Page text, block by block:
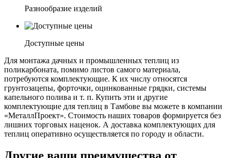
Разнообразие изделий
Доступные цены
Для монтажа дачных и промышленных теплиц из
поликарбоната, помимо листов самого материала,
потребуются комплектующие. К их числу относятся
грунтозацепы, форточки, оцинкованные грядки, системы
капельного полива и т. п. Купить эти и другие
комплектующие для теплиц в Тамбове вы можете в компании
«МеталлПроект». Стоимость наших товаров формируется без
лишних торговых наценок. А доставка комплектующих для
теплиц оперативно осуществляется по городу и области.
Другие ваши преимущества от